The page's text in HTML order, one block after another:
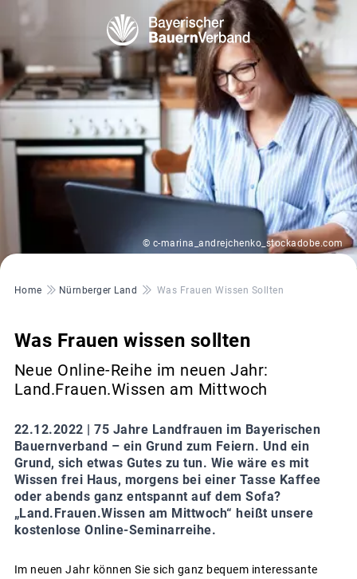
© c-marina_andrejchenko_stockadobe.com
Pfadnavigation
Home Nürnberger Land Was Frauen Wissen Sollten
Was Frauen wissen sollten
Neue Online-Reihe im neuen Jahr:
Land.Frauen.Wissen am Mittwoch
22.12.2022 | 75 Jahre Landfrauen im Bayerischen
Bauernverband – ein Grund zum Feiern. Und ein
Grund, sich etwas Gutes zu tun. Wie wäre es mit
Wissen frei Haus, morgens bei einer Tasse Kaffee
oder abends ganz entspannt auf dem Sofa?
„Land.Frauen.Wissen am Mittwoch“ heißt unsere
kostenlose Online-Seminarreihe.
Im neuen Jahr können Sie sich ganz bequem interessante